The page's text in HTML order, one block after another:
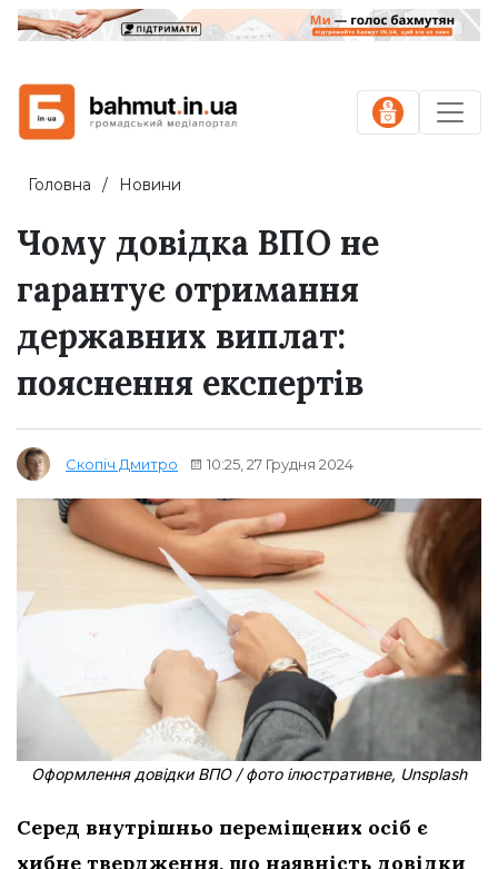
Головна Новини
Чому довідка ВПО не
гарантує отримання
державних виплат:
пояснення експертів
Скопіч Дмитро 10:25, 27 Грудня 2024
Оформлення довідки ВПО / фото ілюстративне, Unsplash
Серед внутрішньо переміщених осіб є
хибне твердження, що наявність довідки